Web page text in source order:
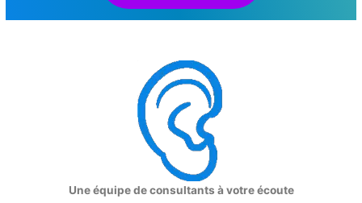
Une équipe de consultants à votre écoute